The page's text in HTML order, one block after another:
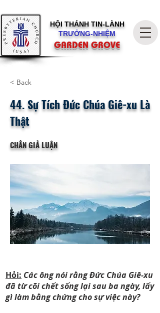
HỘI THÁNH TIN-LÀNH
TRƯỞNG-NHIỆM
GARDEN GROVE
< Back
44. Sự Tích Đức Chúa Giê-xu Là
Thật
CHÂN GIẢ LUẬN
Hỏi: Các ông nói rằng Đức Chúa Giê-xu
đã từ cõi chết sống lại sau ba ngày, lấy
gì làm bằng chứng cho sự việc này?